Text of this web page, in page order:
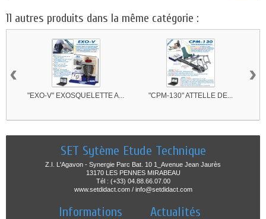
11 autres produits dans la même catégorie :
"EXO-V" EXOSQUELETTE A... "CPM-130" ATTELLE DE...
‹ ›
SET Sytème Etude Technique
Z.I. L'Agavon - Synergie Parc Bat. 10 1_Avenue Jean Jaurès
13170 LES PENNES MIRABEAU
Tél : (+33) 04.88.66.07.00
www.setdidact.com / info@setdidact.com
Informations Actualités